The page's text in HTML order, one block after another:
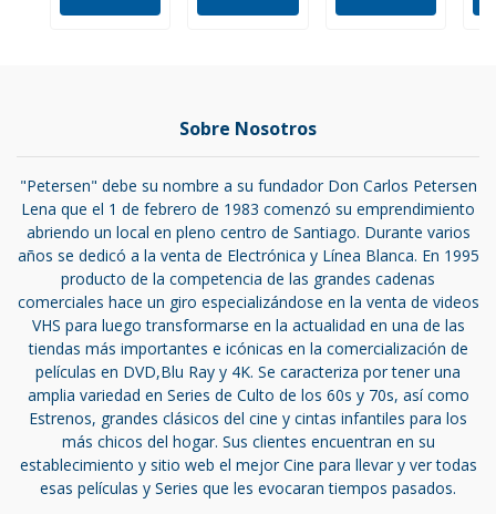
Sobre Nosotros
"Petersen" debe su nombre a su fundador Don Carlos Petersen
Lena que el 1 de febrero de 1983 comenzó su emprendimiento
abriendo un local en pleno centro de Santiago. Durante varios
años se dedicó a la venta de Electrónica y Línea Blanca. En 1995
producto de la competencia de las grandes cadenas
comerciales hace un giro especializándose en la venta de videos
VHS para luego transformarse en la actualidad en una de las
tiendas más importantes e icónicas en la comercialización de
películas en DVD,Blu Ray y 4K. Se caracteriza por tener una
amplia variedad en Series de Culto de los 60s y 70s, así como
Estrenos, grandes clásicos del cine y cintas infantiles para los
más chicos del hogar. Sus clientes encuentran en su
establecimiento y sitio web el mejor Cine para llevar y ver todas
esas películas y Series que les evocaran tiempos pasados.